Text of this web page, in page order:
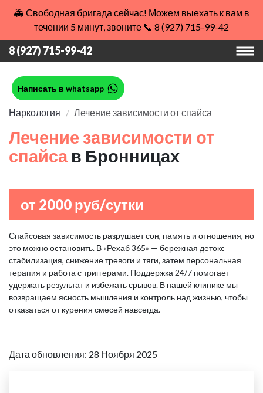
🚑 Свободная бригада сейчас! Можем выехать к вам в
течении 5 минут, звоните 📞 8 (927) 715-99-42
8 (927) 715-99-42
Написать в whatsapp
Наркология Лечение зависимости от спайса
Лечение зависимости от
спайса в Бронницах
от 2000 руб/сутки
Спайсовая зависимость разрушает сон, память и отношения, но
это можно остановить. В «Рехаб 365» — бережная детокс
стабилизация, снижение тревоги и тяги, затем персональная
терапия и работа с триггерами. Поддержка 24/7 помогает
удержать результат и избежать срывов. В нашей клинике мы
возвращаем ясность мышления и контроль над жизнью, чтобы
отказаться от курения смесей навсегда.
Дата обновления: 28 Ноября 2025